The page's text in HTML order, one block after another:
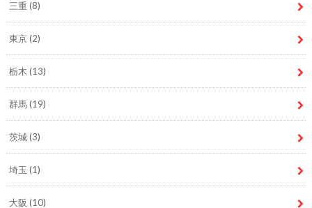
三重 (8)
東京(2)
栃木 (13)
群馬(19)
茨城(3)
埼玉 (1)
大阪 (10)